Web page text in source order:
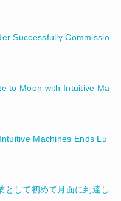
Successfully Commissio
to Moon with Intuitive Ma
Machines Ends Lu
として初めて月面に到達し